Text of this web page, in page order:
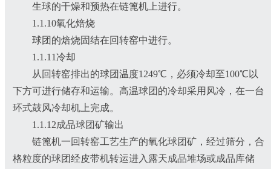
生球的干燥和预热在链篦机上进行。
1.1.10氧化焙烧
球团的焙烧固结在回转窑中进行。
1.1.11冷却
从回转窑排出的球团温度1249℃，必须冷却至100℃以
下方可进行储存和运输。高温球团的冷却采用风冷，在一台
环式鼓风冷却机上完成。
1.1.12成品球团矿输出
链篦机一回转窑工艺生产的氧化球团矿，经过筛分，合
格粒度的球团经皮带机转运进入露天成品堆场或成品库储